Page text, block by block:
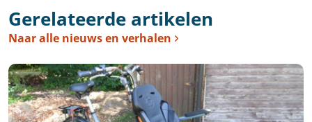
Gerelateerde artikelen
Naar alle nieuws en verhalen